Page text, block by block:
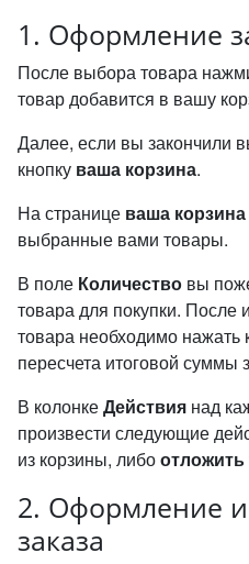
1. Оформление
После выбора товара
товар добавится в вашу
Далее, если вы закончили
кнопку ваша корзина.
На странице ваша корзина
выбранные вами товары.
В поле Количество вы
товара для покупки. После
товара необходимо нажать
пересчета итоговой суммы
В колонкеДействия над
произвести следующие
из корзины, либоотложить
2. Оформление
заказа